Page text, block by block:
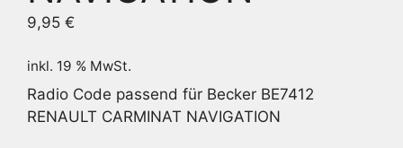
9,95 €
inkl. 19 % MwSt.
Radio Code passend für Becker BE7412
RENAULT CARMINAT NAVIGATION